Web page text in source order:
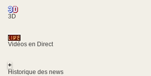
3D
Vidéos en Direct
+
Historique des news